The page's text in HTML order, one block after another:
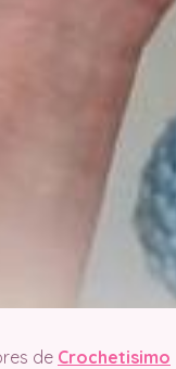
de Crochetisimo